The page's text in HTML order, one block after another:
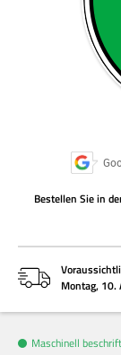
Bestellen Siein
Montag,
Maschinell